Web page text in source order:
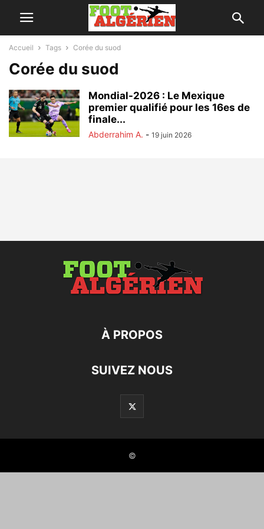
Accueil Tags Corée du suod
Corée du suod
Mondial-2026 : Le Mexique
premier qualifié pour les 16es de
finale...
Abderrahim A. - 19 juin 2026
À PROPOS
SUIVEZ NOUS
©